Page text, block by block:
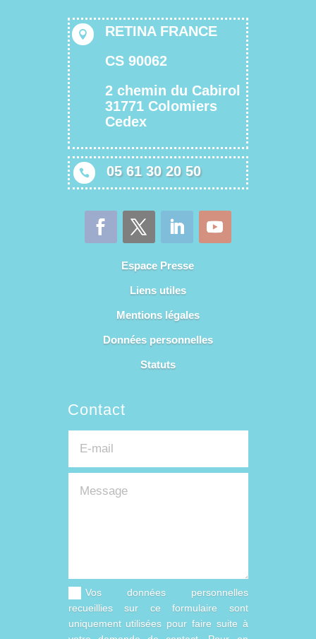

RETINA FRANCE
CS 90062
2 chemin du Cabirol
31771 Colomiers
Cedex
 05 61 30 20 50
Espace Presse
Liens utiles
Mentions légales
Données personnelles
Statuts
Contact
Vos données personnelles
recueillies sur ce formulaire sont
uniquement utilisées pour faire suite à